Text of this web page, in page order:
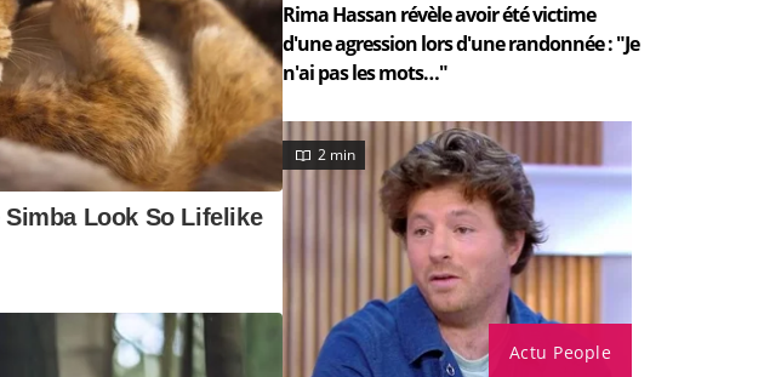
Rima Hassan révèle avoir été victime
d'une agression lors d'une randonnée : "Je
n'ai pas les mots…"
Actu People
2 min